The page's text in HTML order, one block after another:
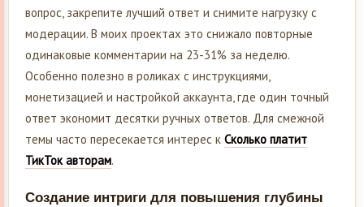
вопрос, закрепите лучший ответ и снимите нагрузку с
модерации. В моих проектах это снижало повторные
одинаковые комментарии на 23-31% за неделю.
Особенно полезно в роликах с инструкциями,
монетизацией и настройкой аккаунта, где один точный
ответ экономит десятки ручных ответов. Для смежной
темы часто пересекается интерес к Сколько платит
ТикТок авторам.
Создание интриги для повышения глубины